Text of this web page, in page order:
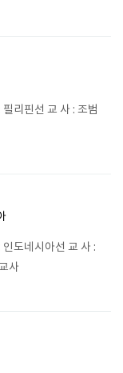
필리핀선 교 사 : 조범
인도네시아선 교 사 :
사